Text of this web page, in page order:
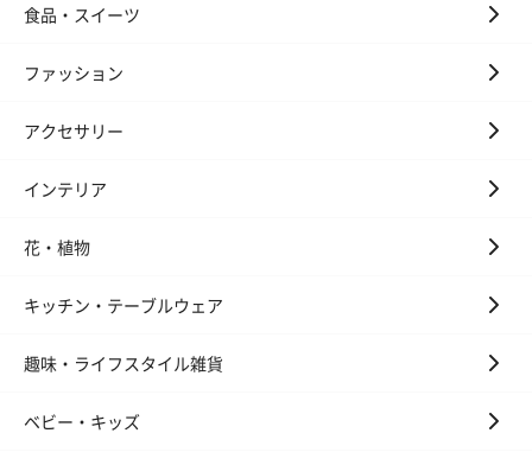
食品・スイーツ
ファッション
アクセサリー
インテリア
花・植物
キッチン・テーブルウェア
趣味・ライフスタイル雑貨
ベビー・キッズ